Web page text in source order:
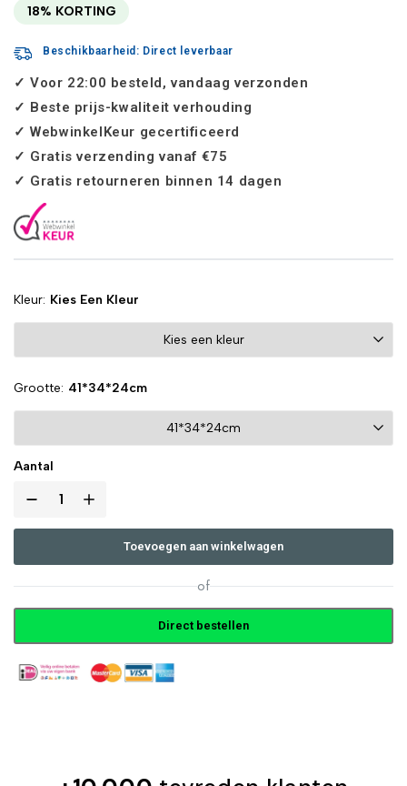
18% KORTING
Beschikbaarheid: Direct leverbaar
✓ Voor 22:00 besteld, vandaag verzonden
✓ Beste prijs-kwaliteit verhouding
✓ WebwinkelKeur gecertificeerd
✓ Gratis verzending vanaf €75
✓ Gratis retourneren binnen 14 dagen
Kleur Kies Een Kleur
Grootte 41*34*24cm
Aantal
Toevoegen aan winkelwagen
of
Direct bestellen